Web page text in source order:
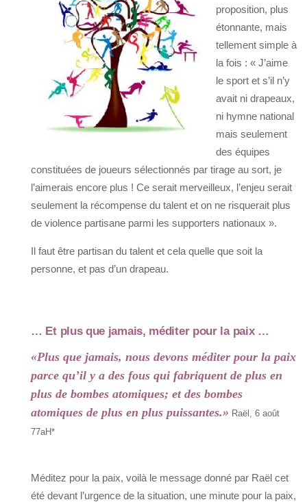
proposition, plus
étonnante, mais
tellement simple à
la fois : « J’aime
le sport et s’il n’y
avait ni drapeaux,
ni hymne national
mais seulement
des équipes
constituées de joueurs sélectionnés par tirage au sort, je
l’aimerais encore plus ! Ce serait merveilleux, l’enjeu serait
seulement la récompense du talent et on ne risquerait plus
de violence partisane parmi les supporters nationaux ».
Il faut être partisan du talent et cela quelle que soit la
personne, et pas d’un drapeau.
… Et plus que jamais, méditer pour la paix …
«Plus que jamais, nous devons méditer pour la paix
parce qu’il y a des fous qui fabriquent de plus en
plus de bombes atomiques; et des bombes
atomiques de plus en plus puissantes.» Raël, 6 août
77aH*
Méditez pour la paix, voilà le message donné par Raël cet
été devant l’urgence de la situation, une minute pour la paix,